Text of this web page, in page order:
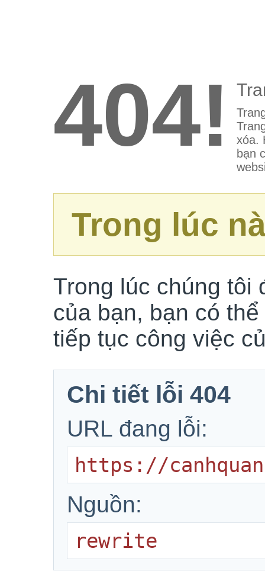
404!
xóa.
bạn
Trong lúc
Trong lúc chúng tôi
của bạn, bạn có
tiếp tục công việc
Chi tiết lỗi 404
URL đang lỗi:
https://
Nguồn:
rewrite